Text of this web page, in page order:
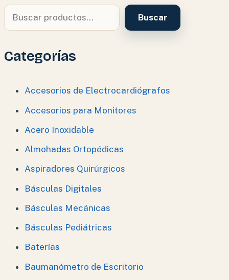
Buscar
Categorías
Accesorios de Electrocardiógrafos
Accesorios para Monitores
Acero Inoxidable
Almohadas Ortopédicas
Aspiradores Quirúrgicos
Básculas Digitales
Básculas Mecánicas
Básculas Pediátricas
Baterías
Baumanómetro de Escritorio